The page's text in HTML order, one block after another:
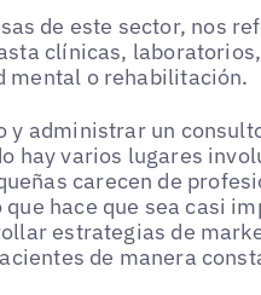
de este sector, nos
clínicas,
mental o rehabilitación.
y administrar un
hay varios lugares
carecen de
hace que sea casi
estrategias de
de manera